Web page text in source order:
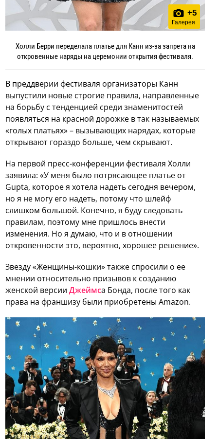
+5
Галерея
Холли Берри переделала платье для Канн из-за запрета на
откровенные наряды на церемонии открытия фестиваля.
В преддверии фестиваля организаторы Канн
выпустили новые строгие правила, направленные
на борьбу с тенденцией среди знаменитостей
появляться на красной дорожке в так называемых
«голых платьях» – вызывающих нарядах, которые
открывают гораздо больше, чем скрывают.
На первой пресс-конференции фестиваля Холли
заявила: «У меня было потрясающее платье от
Gupta, которое я хотела надеть сегодня вечером,
но я не могу его надеть, потому что шлейф
слишком большой. Конечно, я буду следовать
правилам, поэтому мне пришлось внести
изменения. Но я думаю, что и в отношении
откровенности это, вероятно, хорошее решение».
Звезду «Женщины-кошки» также спросили о ее
мнении относительно призывов к созданию
женской версииДжеймса Бонда, после того как
права на франшизу были приобретены Amazon.